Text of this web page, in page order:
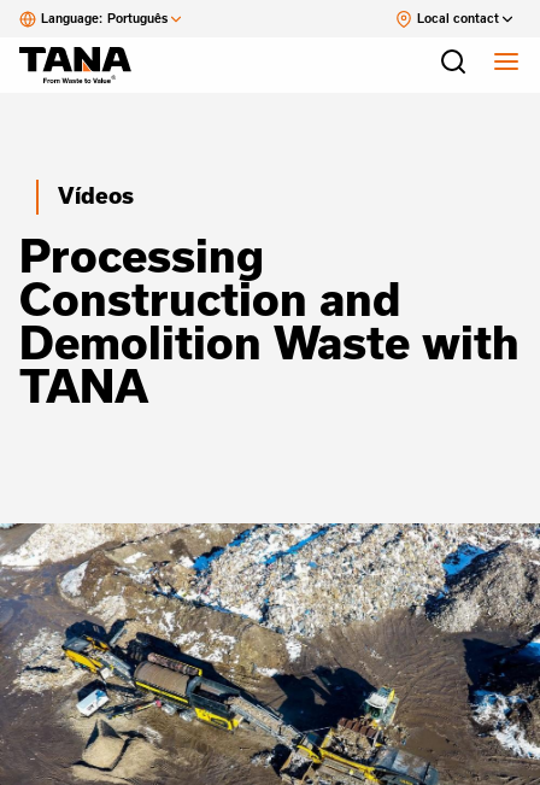
Language: Português Local contact
Vídeos
Processing
Construction and
Demolition Waste with
TANA